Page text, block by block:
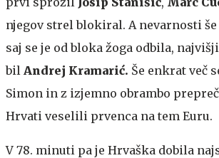
njegov strel blokiral. A nevarnosti
saj se je od bloka žoga odbila,
bil Andrej Kramarić. Še enkrat več
Simon in z izjemno obrambo
Hrvati veselili prvenca na tem Euru.
V 78. minuti pa je Hrvaška dobila